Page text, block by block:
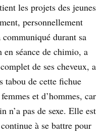
les projets des jeunes
personnellement
durant sa
en séance de chimio, a
de ses cheveux, a
tabou de cette fichue
et d’hommes, car
n’a pas de sexe. Elle est
à se battre pour